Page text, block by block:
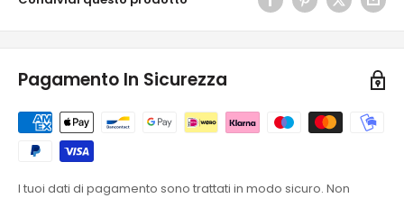
Pagamento In Sicurezza
I tuoi dati di pagamento sono trattati in modo sicuro. Non